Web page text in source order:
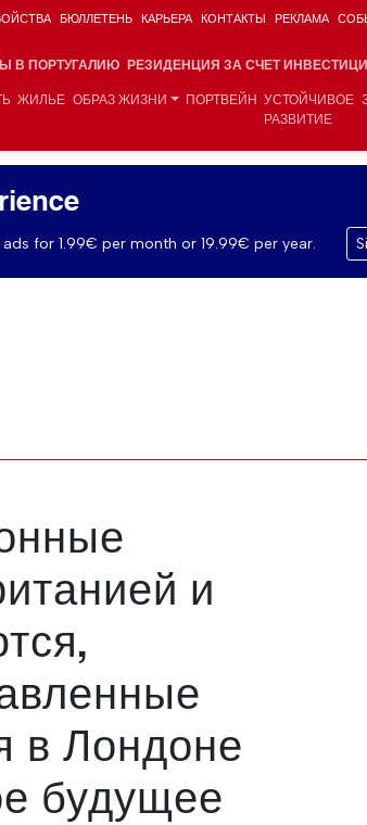
БЮЛЛЕТЕНЬ КАРЬЕРА КОНТАКТЫ РЕКЛАМА
В ПОРТУГАЛИЮ РЕЗИДЕНЦИЯ ЗА СЧЕТ
ЖИЛЬЕ ОБРАЗ ЖИЗНИ ПОРТВЕЙН УСТОЙЧИВОЕ
РАЗВИТИЕ
for 1.99€ per month or 19.99€ per year.
и
в Лондоне
будущее